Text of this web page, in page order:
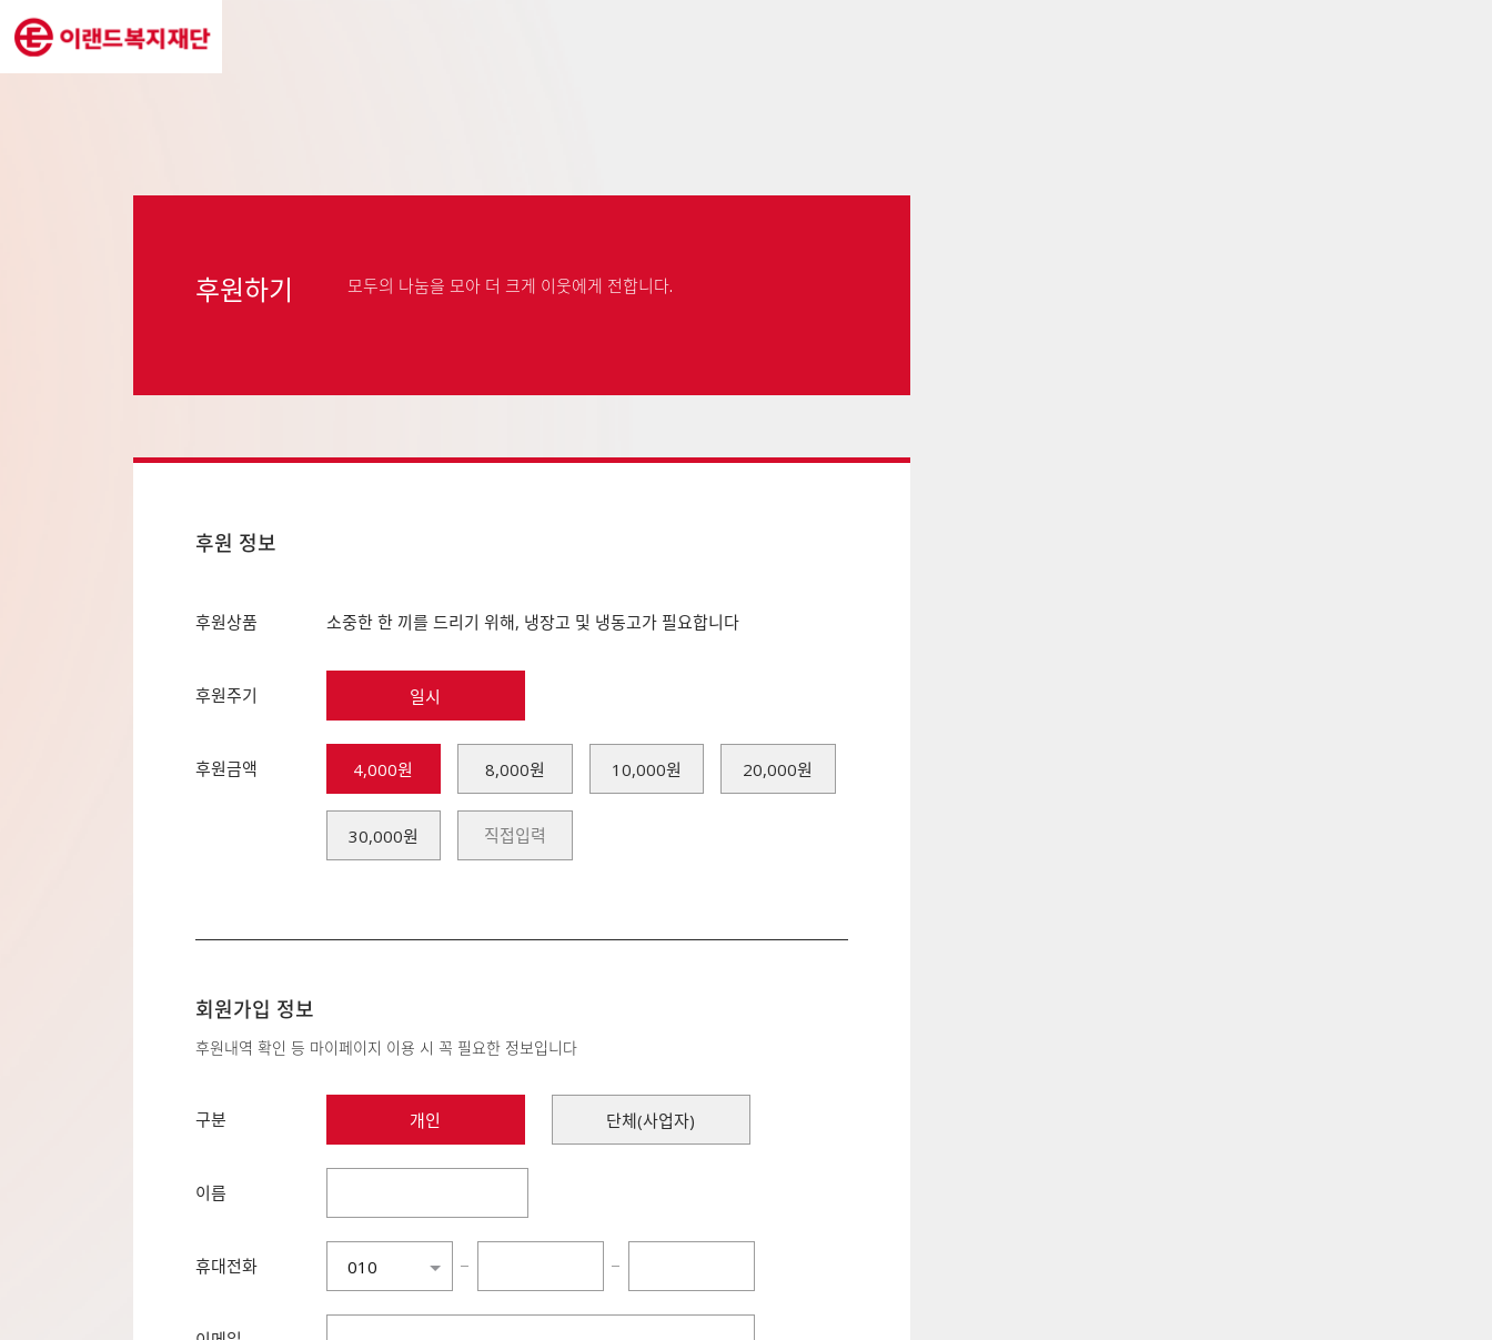
후원하기 모두의 나눔을 모아 더 크게 이웃에게 전합니다.
후원 정보
후원상품 소중한 한 끼를 드리기 위해, 냉장고 및 냉동고가 필요합니다
후원주기 일시
후원금액 4,000원 8,000원 10,000원 20,000원
30,000원
회원가입 정보
후원내역 확인 등 마이페이지 이용 시 꼭 필요한 정보입니다
구분 개인 단체(사업자)
이름
휴대전화 010 − −